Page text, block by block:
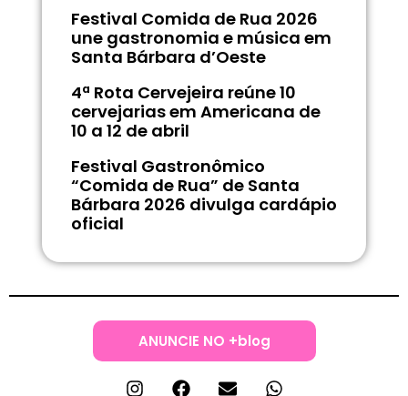
Festival Comida de Rua 2026
une gastronomia e música em
Santa Bárbara d’Oeste
4ª Rota Cervejeira reúne 10
cervejarias em Americana de
10 a 12 de abril
Festival Gastronômico
“Comida de Rua” de Santa
Bárbara 2026 divulga cardápio
oficial
ANUNCIE NO +blog